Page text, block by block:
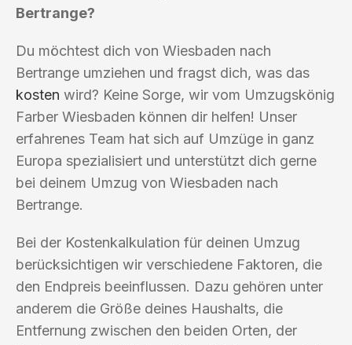
Bertrange?
Du möchtest dich von Wiesbaden nach
Bertrange umziehen und fragst dich, was das
kosten wird? Keine Sorge, wir vom Umzugskönig
Farber Wiesbaden können dir helfen! Unser
erfahrenes Team hat sich auf Umzüge in ganz
Europa spezialisiert und unterstützt dich gerne
bei deinem Umzug von Wiesbaden nach
Bertrange.
Bei der Kostenkalkulation für deinen Umzug
berücksichtigen wir verschiedene Faktoren, die
den Endpreis beeinflussen. Dazu gehören unter
anderem die Größe deines Haushalts, die
Entfernung zwischen den beiden Orten, der